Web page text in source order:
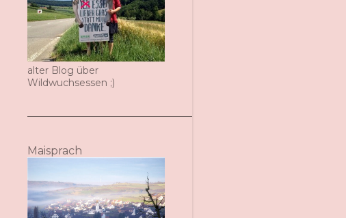
alter Blog über
Wildwuchsessen ;)
Maisprach